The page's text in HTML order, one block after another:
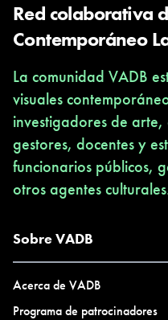
Red colaborativa
Contemporáneo
La comunidad VADB
visuales
investigadores de
gestores, docentes y
funcionarios públicos,
otros agentes
Sobre VADB
Acerca de VADB
Programa de patrocinadores